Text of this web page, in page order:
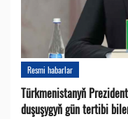
Resmi habarlar
Türkmenistanyň
duşuşygyň gün tertibi